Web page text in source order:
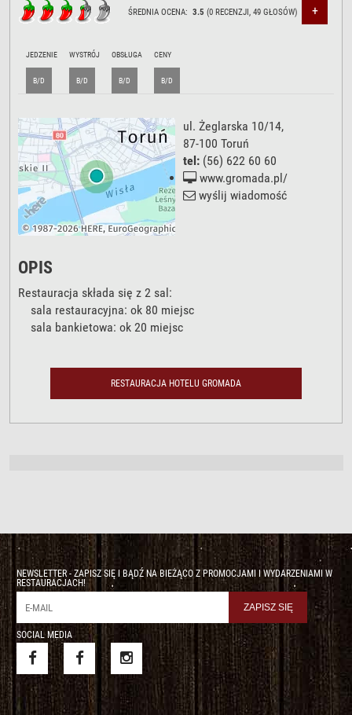
ŚREDNIA OCENA:3.5 (0 RECENZJI,49 GŁOSÓW) +
JEDZENIE
B/D
WYSTRÓJ
B/D
OBSŁUGA
B/D
CENY
B/D
ul. Żeglarska 10/14,
87-100 Toruń
tel: (56) 622 60 60
www.gromada.pl/
wyślij wiadomość
OPIS
Restauracja składa się z 2 sal:
sala restauracyjna: ok 80 miejsc
sala bankietowa: ok 20 miejsc
RESTAURACJA HOTELU GROMADA
NEWSLETTER - ZAPISZ SIĘ I BĄDŹ NA BIEŻĄCO Z PROMOCJAMI I WYDARZENIAMI W
RESTAURACJACH!
SOCIAL MEDIA